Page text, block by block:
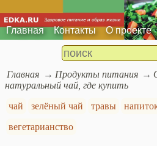
Главная Контакты О проекте
Главная Продукты питания
натуральный чай, где купить
чай
зелёный чай травы
вегетарианство